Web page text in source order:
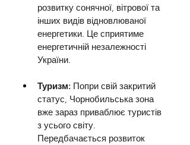
розвитку сонячної, вітрової та
інших видів відновлюваної
енергетики. Це сприятиме
енергетичній незалежності
України.
Туризм: Попри свій закритий
статус, Чорнобильська зона
вже зараз приваблює туристів
з усього світу.
Передбачається розвиток